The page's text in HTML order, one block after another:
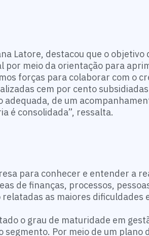
Latore, destacou que o objetivo
por meio da orientação para
forças para colaborar com o
cem por cento
de um
é consolidada”, ressalta.
para conhecer e entender a
de finanças, processos,
as maiores dificuldades
o grau de maturidade em
Por meio de um plano